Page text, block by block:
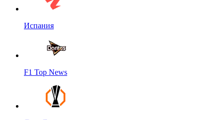
Испания
F1 Top News